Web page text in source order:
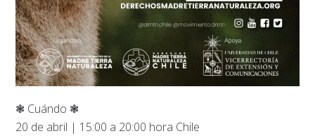
❃ Cuándo ❃
20 de abril | 15:00 a 20:00 hora Chile